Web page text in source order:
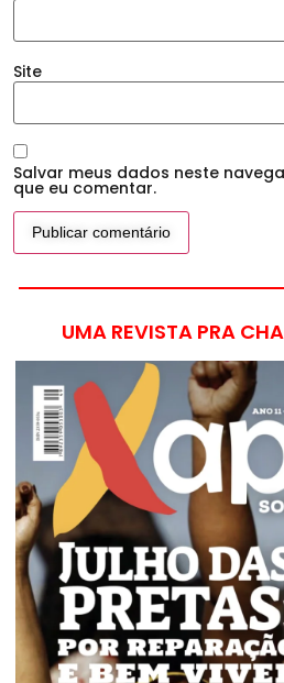
Site
Salvar meus dados neste
que eu comentar.
UMA REVISTA PRA